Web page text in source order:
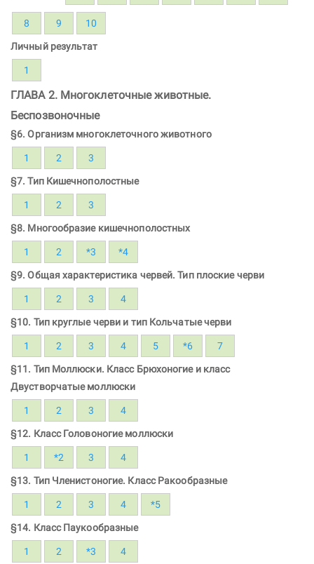
8 9 10
Личный результат
1
ГЛАВА 2. Многоклеточные животные.
Беспозвоночные
§6. Организм многоклеточного животного
1 2 3
§7. Тип Кишечнополостные
1 2 3
§8. Многообразие кишечнополостных
1 2 *3 *4
§9. Общая характеристика червей. Тип плоские черви
1 2 3 4
§10. Тип круглые черви и тип Кольчатые черви
1 2 3 4 5 *6 7
§11. Тип Моллюски. Класс Брюхоногие и класс
Двустворчатые моллюски
1 2 3 4
§12. Класс Головоногие моллюски
1 *2 3 4
§13. Тип Членистоногие. Класс Ракообразные
1 2 3 4 *5
§14. Класс Паукообразные
1 2 *3 4